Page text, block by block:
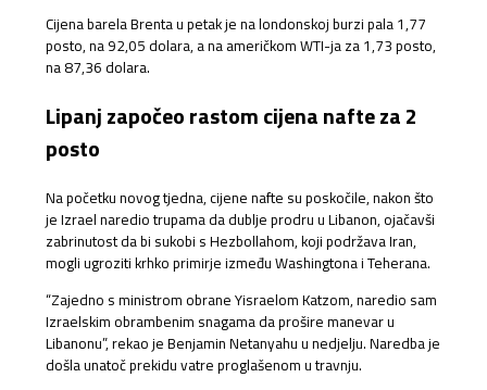
Cijena barela Brenta u petak je na londonskoj burzi pala 1,77
posto, na 92,05 dolara, a na američkom WTI-ja za 1,73 posto,
na 87,36 dolara.
Lipanj započeo rastom cijena nafte za 2
posto
Na početku novog tjedna, cijene nafte su poskočile, nakon što
je Izrael naredio trupama da dublje prodru u Libanon, ojačavši
zabrinutost da bi sukobi s Hezbollahom, koji podržava Iran,
mogli ugroziti krhko primirje između Washingtona i Teherana.
“Zajedno s ministrom obrane Yisraelom Katzom, naredio sam
Izraelskim obrambenim snagama da prošire manevar u
Libanonu”, rekao je Benjamin Netanyahu u nedjelju. Naredba je
došla unatoč prekidu vatre proglašenom u travnju.